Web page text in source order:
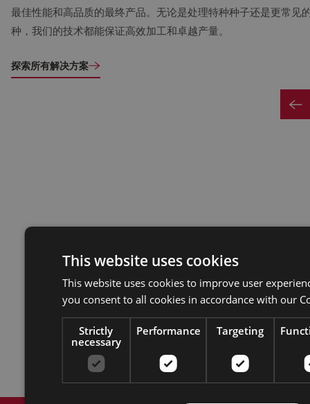
最佳性能和高品质的最终产品。无论是处理特种种子还是更常见
种，我们的技术都能保证高效加工和卓越产量。
探索所有解决方案
This website uses cookies
This website uses cookies to improve user
you consent to all cookies in accordance with our
Strictly
necessary
Performance Targeting